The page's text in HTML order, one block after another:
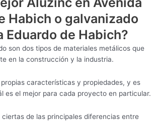
Habich o galvanizado
Eduardo de Habich?
son dos tipos de materiales metálicos que
en la construcción y la industria.
características y propiedades, y es
es el mejor para cada proyecto en particular.
ciertas de las principales diferencias entre